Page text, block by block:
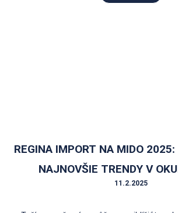
REGINA IMPORT NA MIDO
NAJNOVŠIE TRENDY V
11.2.2025